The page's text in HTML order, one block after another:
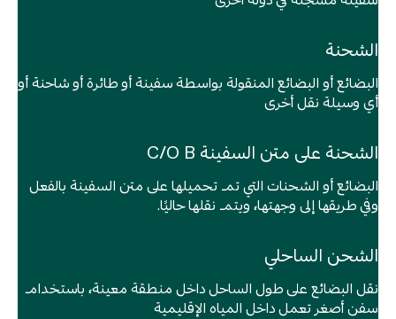
المعلومات التقديرية والمستندات ذات الصلة في غضون
الجداول الزمنية المحددة. للمزيد من المساعدة، يرجى
dgdesk@folkmairtime.com
الشحنة
البضائع أو البضائع المنقولة بواسطة سفينة أو طائرة أو شاحنة أو
أي وسيلة نقل أخرى
الشحنة على متن السفينة C/O B
البضائع أو الشحنات التي تم تحميلها على متن السفينة بالفعل
وفي طريقها إلى وجهتها، ويتم نقلها حاليًا.
الشحن الساحلي
نقل البضائع على طول الساحل داخل منطقة معينة، باستخدام
سفن أصغر تعمل داخل المياه الإقليمية